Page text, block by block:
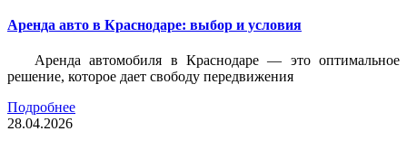
Аренда авто в Краснодаре: выбор и условия
Аренда автомобиля в Краснодаре — это оптимальное
решение, которое дает свободу передвижения
Подробнее
28.04.2026